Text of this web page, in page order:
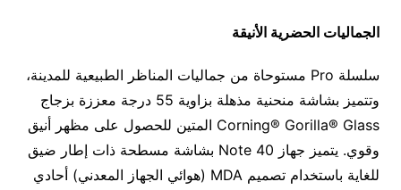
الجماليات الحضرية الأنيقة
سلسلة Pro مستوحاة من جماليات المناظر الطبيعية للمدينة،
وتتميز بشاشة منحنية مذهلة بزاوية 55 درجة معززة بزجاج
Corning® Gorilla® Glass المتين للحصول على مظهر أنيق
وقوي. يتميز جهاز Note 40 بشاشة مسطحة ذات إطار ضيق
للغاية باستخدام تصميم MDA (هوائي الجهاز المعدني) أحادي